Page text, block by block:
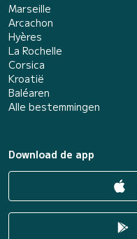
Marseille
Arcachon
Hyères
La Rochelle
Corsica
Kroatië
Baléaren
Alle bestemmingen
Download de app